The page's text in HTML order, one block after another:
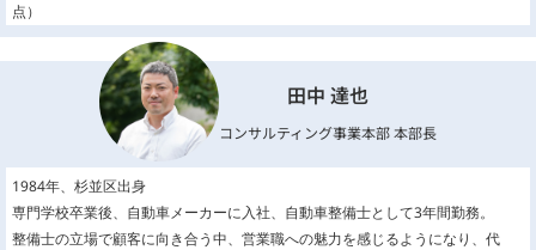
点）
田中 達也
コンサルティング事業本部 本部長
1984年、杉並区出身
専門学校卒業後、自動車メーカーに入社、自動車整備士として3年間勤務。
整備士の立場で顧客に向き合う中、営業職への魅力を感じるようになり、代